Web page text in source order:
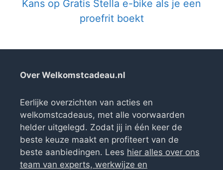
Kans op Gratis Stella e-bike als je een
proefrit boekt
Over Welkomstcadeau.nl
Eerlijke overzichten van acties en
welkomstcadeaus, met alle voorwaarden
helder uitgelegd. Zodat jij in één keer de
beste keuze maakt en profiteert van de
beste aanbiedingen. Lees hier alles over ons
team van experts, werkwijze en